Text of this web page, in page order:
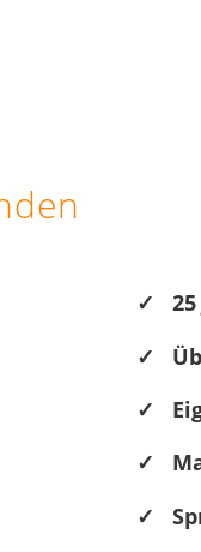
✓
✓
✓
✓
✓